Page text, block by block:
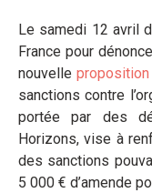
Le samedi 12 avril
France pour
nouvelle
sanctions contre
portée par des
Horizons, vise à
des sanctions
5 000 € d’amende